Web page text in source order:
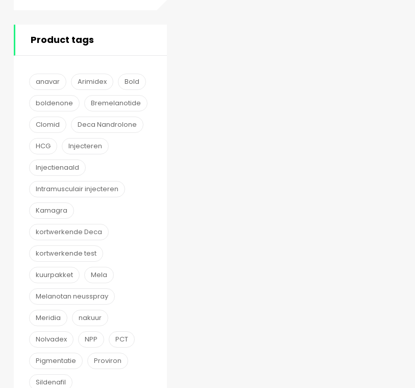
Product tags
anavar Arimidex Bold
boldenone Bremelanotide
Clomid Deca Nandrolone
HCG Injecteren
Injectienaald
Intramusculair injecteren
Kamagra
kortwerkende Deca
kortwerkende test
kuurpakket Mela
Melanotan neusspray
Meridia nakuur
Nolvadex NPP PCT
Pigmentatie Proviron
Sildenafil